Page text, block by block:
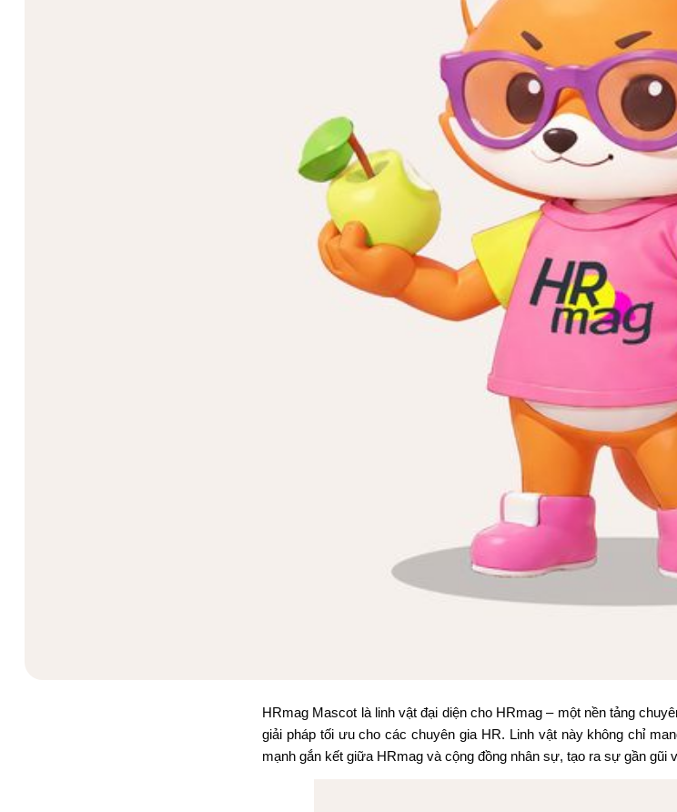
HRmag Mascot là linh vật đại diện cho HRmag – một nền tảng
giải pháp tối ưu cho các chuyên gia HR. Linh vật này không chỉ
mạnh gắn kết giữa HRmag và cộng đồng nhân sự, tạo ra sự gần gũi